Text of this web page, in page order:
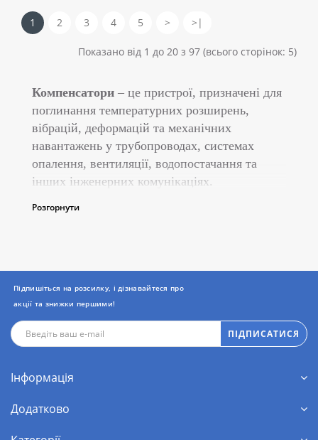
1 2 3 4 5 > >|
Показано від 1 до 20 з 97 (всього сторінок: 5)
Компенсатори – це пристрої, призначені для
поглинання температурних розширень,
вібрацій, деформацій та механічних
навантажень у трубопроводах, системах
опалення, вентиляції, водопостачання та
інших інженерних комунікаціях.
Функції компенсаторів:
розширеннях.
Поглинання вібрацій та ударних
навантажень.
Захист від руйнування труб при
гідроударах.
трубопровідних систем.
Основні види компенсаторів:
Розгорнути
Підпишіться на розсилку, і дізнавайтеся про
акції та знижки першими!
ПІДПИСАТИСЯ
Інформація
Додатково